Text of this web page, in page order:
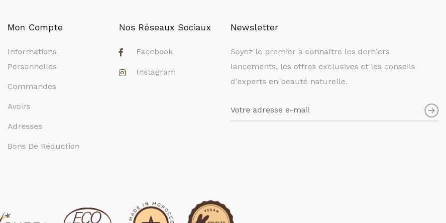
Mon Compte
Informations
Personnelles
Commandes
Avoirs
Adresses
Bons De Réduction
Nos Réseaux Sociaux
Facebook
Instagram
Newsletter
Soyez le premier à connaître les derniers
lancements, les offres exclusives et les conseils
d'experts en beauté naturelle.